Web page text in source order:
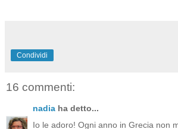
Condividi
16 commenti:
nadia ha detto...
Io le adoro! Ogni anno in Grecia non